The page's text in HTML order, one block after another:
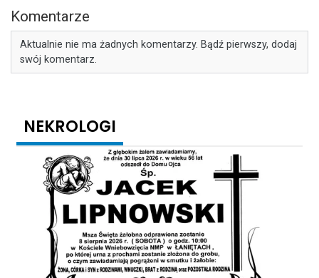
Komentarze
Aktualnie nie ma żadnych komentarzy. Bądź pierwszy, dodaj
swój komentarz.
NEKROLOGI